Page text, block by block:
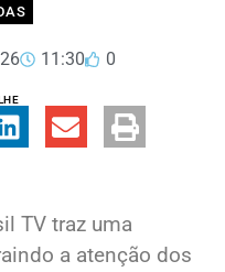
11:30 0
TV traz uma
a atenção dos